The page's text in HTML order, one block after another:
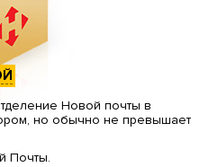
Новой почты в
но обычно не превышает
Почты.